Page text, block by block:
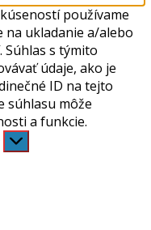
používame
na ukladanie a/alebo
s týmito
údaje, ako je
ID na tejto
súhlasu môže
a funkcie.